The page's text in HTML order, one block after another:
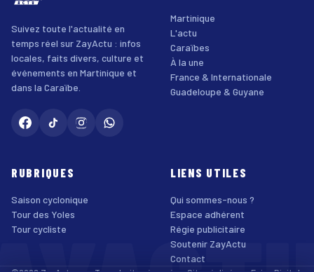
Suivez toute l'actualité en
temps réel sur ZayActu : infos
locales, faits divers, culture et
événements en Martinique et
dans la Caraïbe.
Martinique
L'actu
Caraïbes
À la une
France & Internationale
Guadeloupe & Guyane
RUBRIQUES
Saison cyclonique
Tour des Yoles
Tour cycliste
LIENS UTILES
Qui sommes-nous ?
Espace adhérent
Régie publicitaire
Soutenir ZayActu
Contact